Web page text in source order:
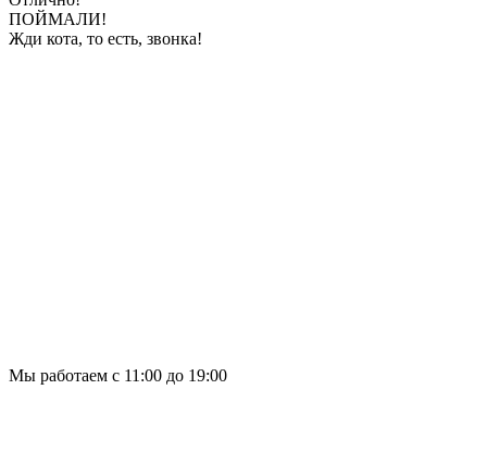
ПОЙМАЛИ!
Жди кота, то есть, звонка!
Мы работаем с 11:00 до 19:00